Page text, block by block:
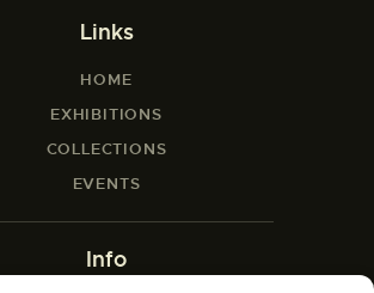
Links
HOME
EXHIBITIONS
COLLECTIONS
EVENTS
Info